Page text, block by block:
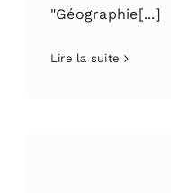
"Géographie[...]
Lire la suite